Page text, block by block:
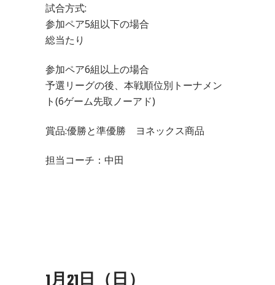
試合方式:
参加ペア5組以下の場合
総当たり
参加ペア6組以上の場合
予選リーグの後、本戦順位別トーナメン
ト(6ゲーム先取ノーアド)
賞品:優勝と準優勝 ヨネックス商品
担当コーチ：中田